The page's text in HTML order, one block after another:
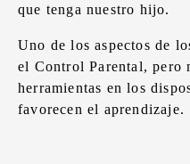
que tenga nuestro hijo.
Uno de los aspectos de
el Control Parental, pero
herramientas en los
favorecen el aprendizaje.